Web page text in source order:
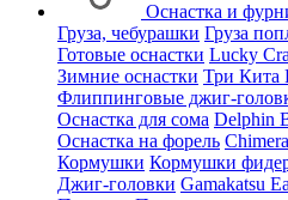
Оснастка и
Груза, чебурашки Груза
Готовые оснастки Lucky
Зимние оснастки Три Кита
Флиппинговые джиг-
Оснастка для сома Delphin
Оснастка на форель Chimera
Кормушки Кормушки
Джиг-головки Gamakatsu